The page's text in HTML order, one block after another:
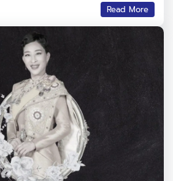
เหนือ
Read More